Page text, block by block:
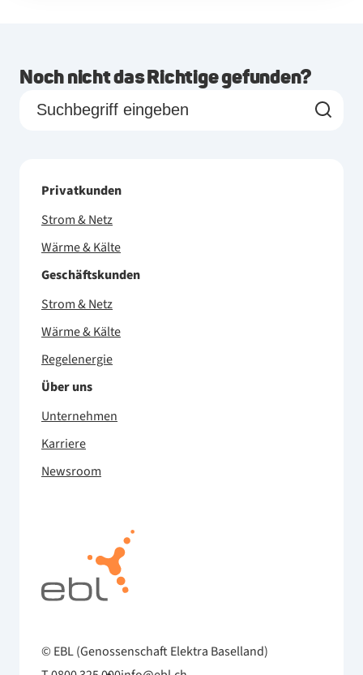
Noch nicht das Richtige gefunden?
Privatkunden
Strom & Netz
Wärme & Kälte
Geschäftskunden
Strom & Netz
Wärme & Kälte
Regelenergie
Über uns
Unternehmen
Karriere
Newsroom
© EBL (Genossenschaft Elektra Baselland)